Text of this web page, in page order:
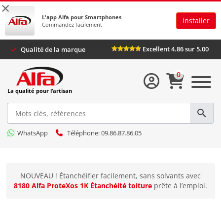
×
L'app Alfa pour Smartphones
Commandez facilement
Installer
Qualité de la marque Excellent 4.86 sur 5.00
La qualité pour l’artisan
WhatsApp Téléphone: 09.86.87.86.05
0
NOUVEAU ! Étanchéifier facilement, sans solvants avec
8180 Alfa ProteXos 1K Étanchéité toiture prête à l’emploi.